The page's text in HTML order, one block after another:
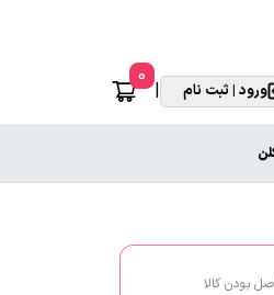
ورود | ثبت نام |
0
بودن کالا